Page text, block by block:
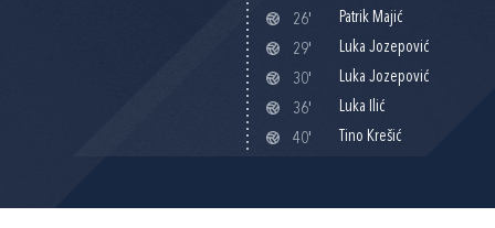
26'
Patrik Majić
29'
Luka Jozepović
30'
Luka Jozepović
36'
Luka Ilić
40'
Tino Krešić